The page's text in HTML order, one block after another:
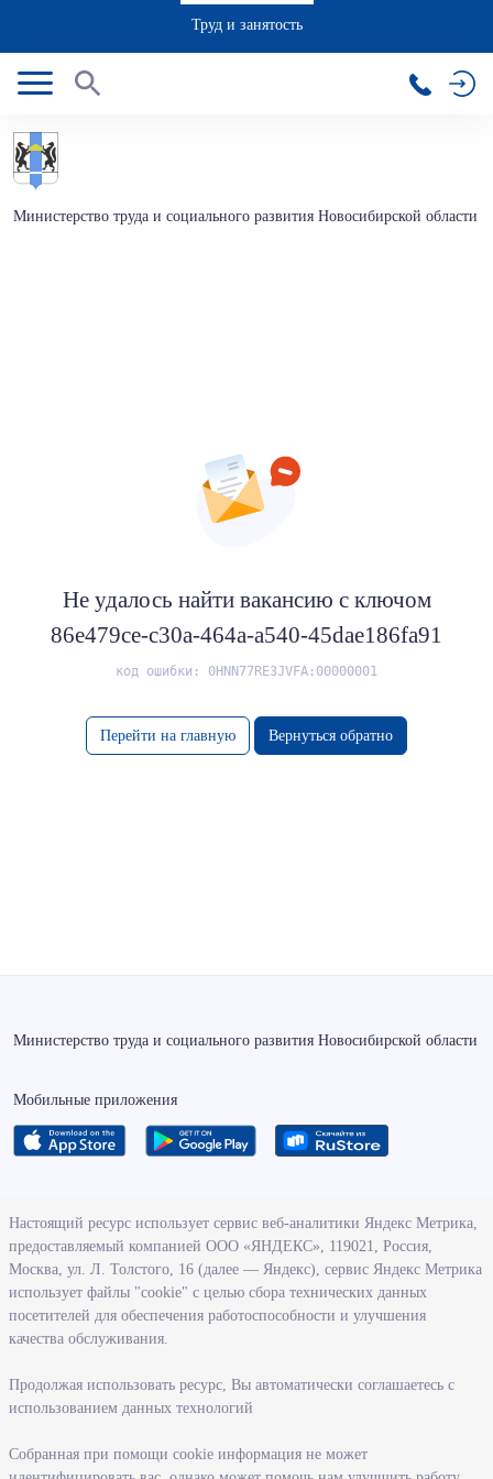
Труд и занятость
Министерство труда и социального развития Новосибирской области
Не удалось найти вакансию с ключом
86e479ce-c30a-464a-a540-45dae186fa91
код ошибки: 0HNN77RE3JVFA:00000001
Перейти на главную Вернуться обратно
Министерство труда и социального развития Новосибирской области
Мобильные приложения
О ведомстве
Деятельность министерства труда и социального развития
Новосибирской области
Контрольно-надзорная деятельность министерства
Государственные программы, реализуемые министерством
Службы и учреждения, подведомственные министерству
Поступление на государственную гражданскую службу
Информация
Настоящий ресурс использует сервис веб-аналитики Яндекс Метрика,
предоставляемый компанией ООО «ЯНДЕКС», 119021, Россия,
Москва, ул. Л. Толстого, 16 (далее — Яндекс), сервис Яндекс Метрика
использует файлы "cookie" с целью сбора технических данных
посетителей для обеспечения работоспособности и улучшения
качества обслуживания.
Продолжая использовать ресурс, Вы автоматически соглашаетесь с
использованием данных технологий
Собранная при помощи cookie информация не может